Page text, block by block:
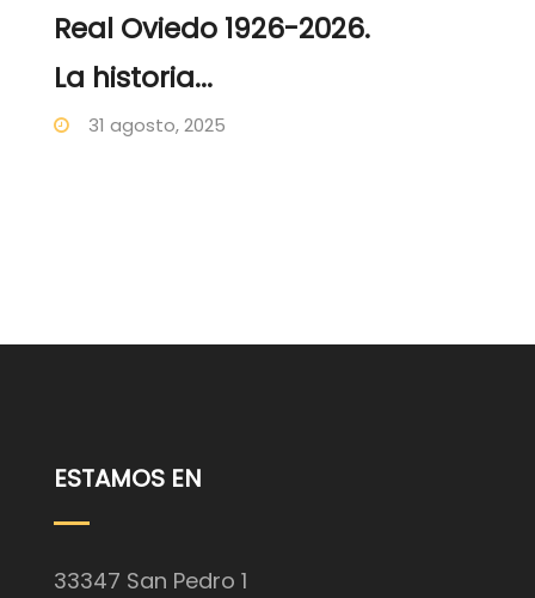
Real Oviedo 1926-2026.
La historia...
31 agosto, 2025
ESTAMOS EN
33347 San Pedro 1